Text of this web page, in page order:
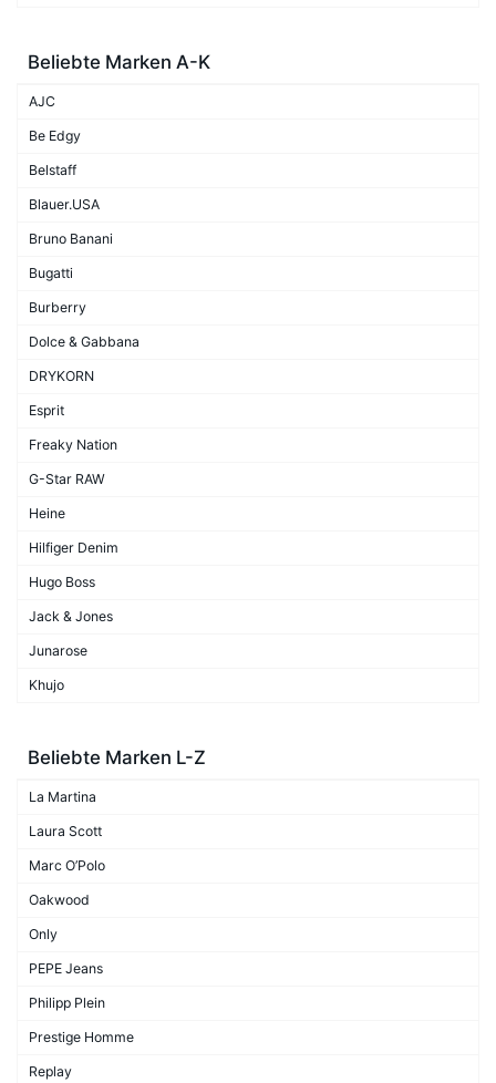
Beliebte Marken A-K
AJC
Be Edgy
Belstaff
Blauer.USA
Bruno Banani
Bugatti
Burberry
Dolce & Gabbana
DRYKORN
Esprit
Freaky Nation
G-Star RAW
Heine
Hilfiger Denim
Hugo Boss
Jack & Jones
Junarose
Khujo
Beliebte Marken L-Z
La Martina
Laura Scott
Marc O’Polo
Oakwood
Only
PEPE Jeans
Philipp Plein
Prestige Homme
Replay